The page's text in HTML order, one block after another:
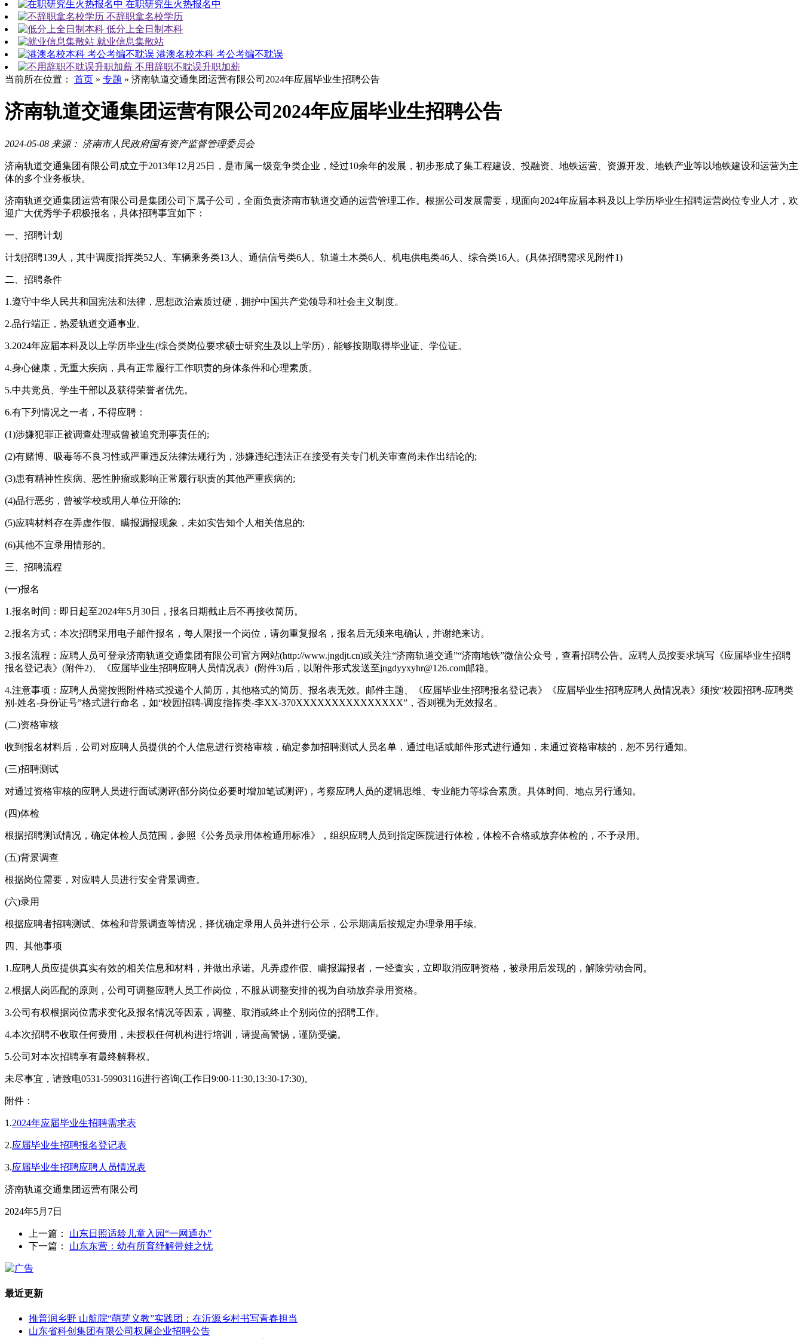
在职研究生火热报名中
不辞职拿名校学历
低分上全日制本科
就业信息集散站
港澳名校本科 考公考编不耽误
不用辞职不耽误升职加薪
当前所在位置： 首页 » 专题 » 济南轨道交通集团运营有限公司2024年应届毕业生招聘公告
济南轨道交通集团运营有限公司2024年应届毕业生招聘公告
2024-05-08 来源： 济南市人民政府国有资产监督管理委员会
济南轨道交通集团有限公司成立于2013年12月25日，是市属一级竞争类企业，经过10余年的发展，初步形成了集工程建设、投融资、地铁运营、资源开发、地铁产业等以地铁建设和运营为主
体的多个业务板块。
济南轨道交通集团运营有限公司是集团公司下属子公司，全面负责济南市轨道交通的运营管理工作。根据公司发展需要，现面向2024年应届本科及以上学历毕业生招聘运营岗位专业人才，欢
迎广大优秀学子积极报名，具体招聘事宜如下：
一、招聘计划
计划招聘139人，其中调度指挥类52人、车辆乘务类13人、通信信号类6人、轨道土木类6人、机电供电类46人、综合类16人。(具体招聘需求见附件1)
二、招聘条件
1.遵守中华人民共和国宪法和法律，思想政治素质过硬，拥护中国共产党领导和社会主义制度。
2.品行端正，热爱轨道交通事业。
3.2024年应届本科及以上学历毕业生(综合类岗位要求硕士研究生及以上学历)，能够按期取得毕业证、学位证。
4.身心健康，无重大疾病，具有正常履行工作职责的身体条件和心理素质。
5.中共党员、学生干部以及获得荣誉者优先。
6.有下列情况之一者，不得应聘：
(1)涉嫌犯罪正被调查处理或曾被追究刑事责任的;
(2)有赌博、吸毒等不良习性或严重违反法律法规行为，涉嫌违纪违法正在接受有关专门机关审查尚未作出结论的;
(3)患有精神性疾病、恶性肿瘤或影响正常履行职责的其他严重疾病的;
(4)品行恶劣，曾被学校或用人单位开除的;
(5)应聘材料存在弄虚作假、瞒报漏报现象，未如实告知个人相关信息的;
(6)其他不宜录用情形的。
三、招聘流程
(一)报名
1.报名时间：即日起至2024年5月30日，报名日期截止后不再接收简历。
2.报名方式：本次招聘采用电子邮件报名，每人限报一个岗位，请勿重复报名，报名后无须来电确认，并谢绝来访。
3.报名流程：应聘人员可登录济南轨道交通集团有限公司官方网站(http://www.jngdjt.cn)或关注“济南轨道交通”“济南地铁”微信公众号，查看招聘公告。应聘人员按要求填写《应届毕业生招聘
报名登记表》(附件2)、《应届毕业生招聘应聘人员情况表》(附件3)后，以附件形式发送至jngdyyxyhr@126.com邮箱。
4.注意事项：应聘人员需按照附件格式投递个人简历，其他格式的简历、报名表无效。邮件主题、《应届毕业生招聘报名登记表》《应届毕业生招聘应聘人员情况表》须按“校园招聘-应聘类
别-姓名-身份证号”格式进行命名，如“校园招聘-调度指挥类-李XX-370XXXXXXXXXXXXXXX”，否则视为无效报名。
(二)资格审核
收到报名材料后，公司对应聘人员提供的个人信息进行资格审核，确定参加招聘测试人员名单，通过电话或邮件形式进行通知，未通过资格审核的，恕不另行通知。
(三)招聘测试
对通过资格审核的应聘人员进行面试测评(部分岗位必要时增加笔试测评)，考察应聘人员的逻辑思维、专业能力等综合素质。具体时间、地点另行通知。
(四)体检
根据招聘测试情况，确定体检人员范围，参照《公务员录用体检通用标准》，组织应聘人员到指定医院进行体检，体检不合格或放弃体检的，不予录用。
(五)背景调查
根据岗位需要，对应聘人员进行安全背景调查。
(六)录用
根据应聘者招聘测试、体检和背景调查等情况，择优确定录用人员并进行公示，公示期满后按规定办理录用手续。
四、其他事项
1.应聘人员应提供真实有效的相关信息和材料，并做出承诺。凡弄虚作假、瞒报漏报者，一经查实，立即取消应聘资格，被录用后发现的，解除劳动合同。
2.根据人岗匹配的原则，公司可调整应聘人员工作岗位，不服从调整安排的视为自动放弃录用资格。
3.公司有权根据岗位需求变化及报名情况等因素，调整、取消或终止个别岗位的招聘工作。
4.本次招聘不收取任何费用，未授权任何机构进行培训，请提高警惕，谨防受骗。
5.公司对本次招聘享有最终解释权。
未尽事宜，请致电0531-59903116进行咨询(工作日9:00-11:30,13:30-17:30)。
附件：
1.2024年应届毕业生招聘需求表
2.应届毕业生招聘报名登记表
3.应届毕业生招聘应聘人员情况表
济南轨道交通集团运营有限公司
2024年5月7日
上一篇： 山东日照适龄儿童入园“一网通办”
下一篇： 山东东营：幼有所育纾解带娃之忧
最近更新
推普润乡野 山航院“萌芽义教”实践团：在沂源乡村书写青春担当
山东省科创集团有限公司权属企业招聘公告